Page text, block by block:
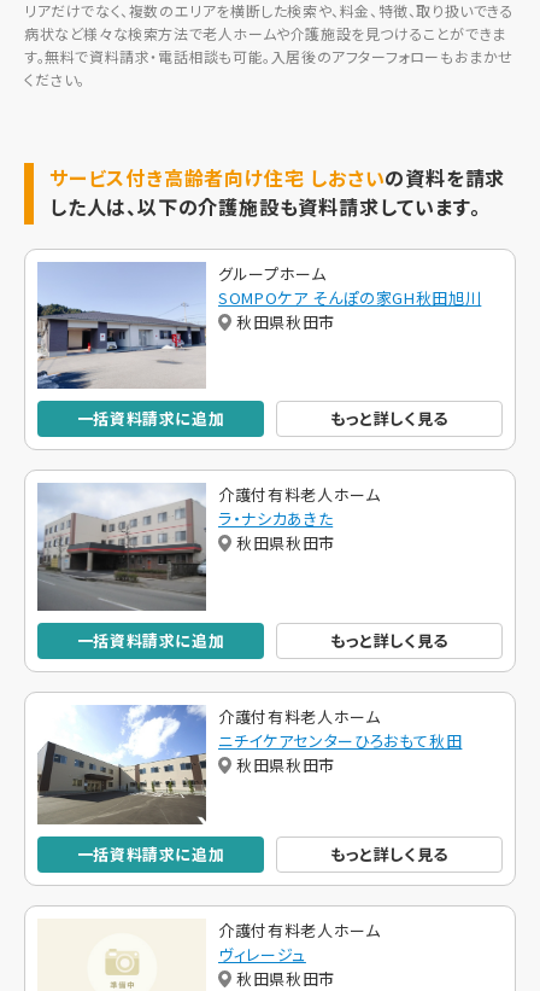
リアだけでなく、複数のエリアを横断した検索や、料金、特徴、取り扱いできる
病状など様々な検索方法で老人ホームや介護施設を見つけることができま
す。無料で資料請求・電話相談も可能。入居後のアフターフォローもおまかせ
ください。
サービス付き高齢者向け住宅 しおさいの資料を請求
した人は、以下の介護施設も資料請求しています。
グループホーム
SOMPOケア そんぽの家GH秋田旭川
秋田県秋田市
一括資料請求に追加 もっと詳しく見る
介護付有料老人ホーム
ラ・ナシカあきた
秋田県秋田市
一括資料請求に追加 もっと詳しく見る
介護付有料老人ホーム
ニチイケアセンターひろおもて秋田
秋田県秋田市
一括資料請求に追加 もっと詳しく見る
介護付有料老人ホーム
ヴィレージュ
秋田県秋田市